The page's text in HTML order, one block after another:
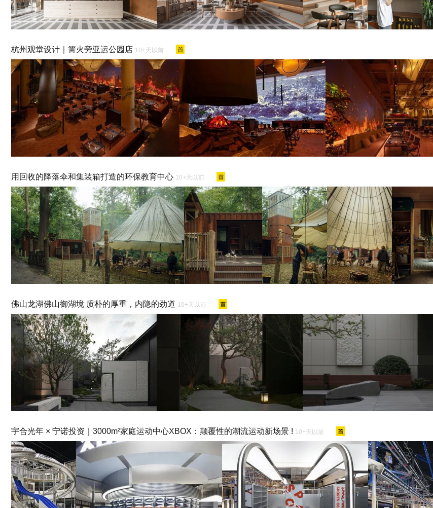
杭州观堂设计｜篝火旁亚运公园店 10+天以前
用回收的降落伞和集装箱打造的环保教育中心 10+天以前
佛山龙湖佛山御湖境 质朴的厚重，内隐的劲道 10+天以前
宇合光年 × 宁诺投资｜3000m²家庭运动中心XBOX：颠覆性的潮流运动新场景 ! 10+天以前